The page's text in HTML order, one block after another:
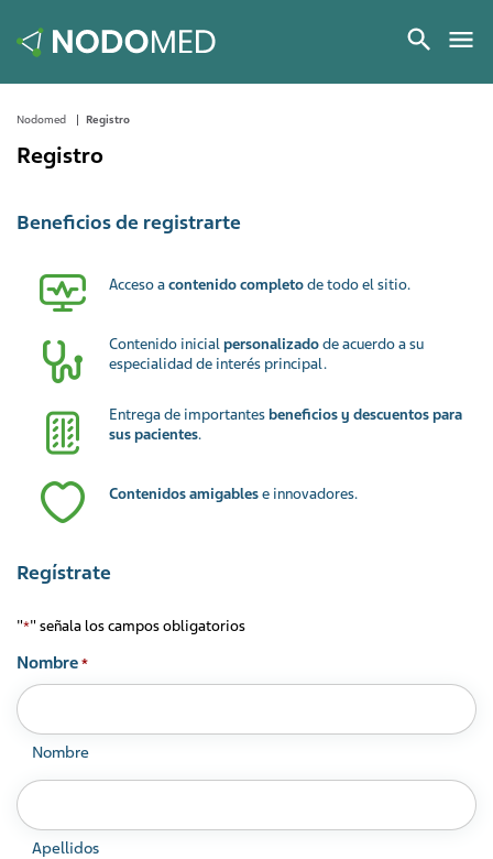
Nodomed Registro
Registro
Beneficios de registrarte
Acceso acontenido completode todo el sitio.
Contenido inicialpersonalizadode acuerdo a su
especialidad de interés principal.
Entrega de importantesbeneficios y descuentos para
sus pacientes.
Contenidos amigablese innovadores.
Regístrate
"*" señala los campos obligatorios
Nombre *
Nombre
Apellidos